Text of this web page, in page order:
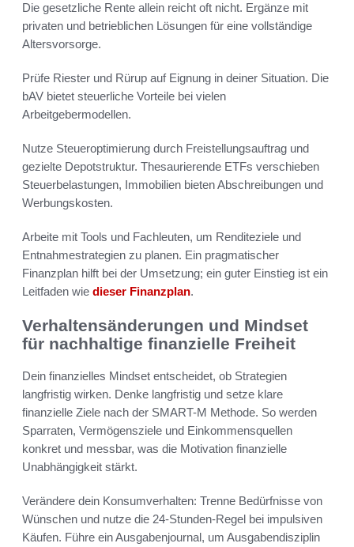
Die gesetzliche Rente allein reicht oft nicht. Ergänze mit
privaten und betrieblichen Lösungen für eine vollständige
Altersvorsorge.
Prüfe Riester und Rürup auf Eignung in deiner Situation. Die
bAV bietet steuerliche Vorteile bei vielen
Arbeitgebermodellen.
Nutze Steueroptimierung durch Freistellungsauftrag und
gezielte Depotstruktur. Thesaurierende ETFs verschieben
Steuerbelastungen, Immobilien bieten Abschreibungen und
Werbungskosten.
Arbeite mit Tools und Fachleuten, um Renditeziele und
Entnahmestrategien zu planen. Ein pragmatischer
Finanzplan hilft bei der Umsetzung; ein guter Einstieg ist ein
Leitfaden wie dieser Finanzplan.
Verhaltensänderungen und Mindset
für nachhaltige finanzielle Freiheit
Dein finanzielles Mindset entscheidet, ob Strategien
langfristig wirken. Denke langfristig und setze klare
finanzielle Ziele nach der SMART-M Methode. So werden
Sparraten, Vermögensziele und Einkommensquellen
konkret und messbar, was die Motivation finanzielle
Unabhängigkeit stärkt.
Verändere dein Konsumverhalten: Trenne Bedürfnisse von
Wünschen und nutze die 24-Stunden-Regel bei impulsiven
Käufen. Führe ein Ausgabenjournal, um Ausgabendisziplin